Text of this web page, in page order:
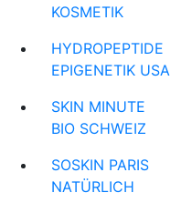
KOSMETIK
HYDROPEPTIDE
EPIGENETIK USA
SKIN MINUTE
BIO SCHWEIZ
SOSKIN PARIS
NATÜRLICH